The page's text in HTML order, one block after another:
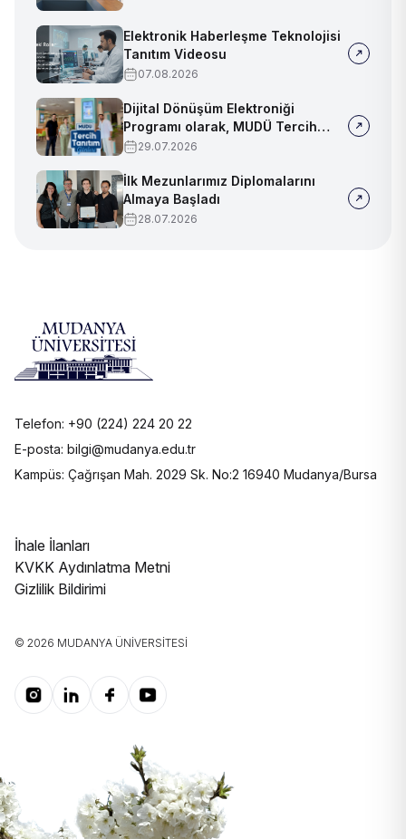
Elektronik Haberleşme Teknolojisi
Tanıtım Videosu
07.08.2026
Dijital Dönüşüm Elektroniği
Programı olarak, MUDÜ Tercih
Tanıtım Günleri'nde biz de
29.07.2026
İlk Mezunlarımız Diplomalarını
Almaya Başladı
28.07.2026
Telefon: +90 (224) 224 20 22
E-posta: bilgi@mudanya.edu.tr
Kampüs: Çağrışan Mah. 2029 Sk. No:2 16940 Mudanya/Bursa
İhale İlanları
KVKK Aydınlatma Metni
Gizlilik Bildirimi
© 2026 MUDANYA ÜNIVERSITESI